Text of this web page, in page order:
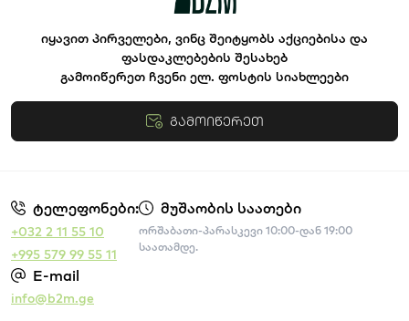
იყავით პირველები, ვინც შეიტყობს აქციებისა და
ფასდაკლებების შესახებ
გამოიწერეთ ჩვენი ელ. ფოსტის სიახლეები
გამოიწერეთ
წესები და პირობები
ტელეფონები:
+032 2 11 55 10
+995 579 99 55 11
მუშაობის საათები
ორშაბათი-პარასკევი 10:00-დან 19:00
საათამდე.
E-mail
info@b2m.ge